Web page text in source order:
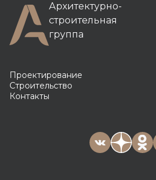
Архитектурно-
строительная
группа
Проектирование
Строительство
Контакты